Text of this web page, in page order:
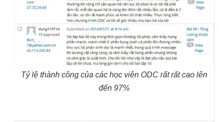
Tỷ lệ thành công của các học viên ODC rất rất cao lên
đến 97%